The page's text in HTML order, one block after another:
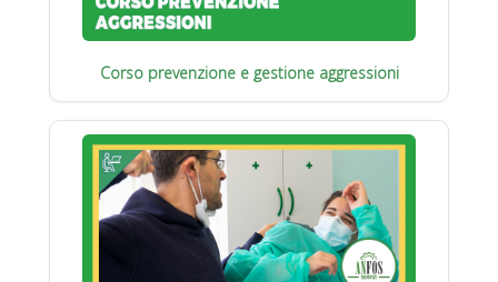
Corso prevenzione e gestione aggressioni